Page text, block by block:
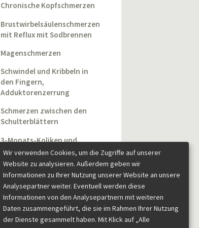
Chronische Kopfschmerzen
Brustwirbelsäulenschmerzen
mit Reflux mit Sodbrennen
Magenschmerzen
Schwindel und Kribbeln in
den Fingern,
Adduktorenzerrung
Schmerzen zwischen den
Schulterblättern
3-Monats-Koliken und
Vorzugshaltungen des
Kopfes
Wir verwenden Cookies, um die Zugriffe auf unserer
Website zu analysieren. Außerdem geben wir
Informationen zu Ihrer Nutzung unserer Website an unsere
Analysepartner weiter. Eventuell werden diese
Informationen von den Analysepartnern mit weiteren
Daten zusammengeführt, die sie im Rahmen Ihrer Nutzung
der Dienste gesammelt haben. Mit Klick auf „Alle